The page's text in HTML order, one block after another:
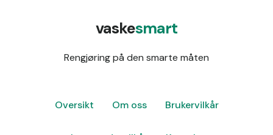
vaskesmart
Rengjøring på den smarte måten
Oversikt Om oss Brukervilkår